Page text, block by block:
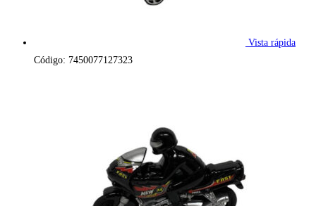
Vista rápida
Código: 7450077127323